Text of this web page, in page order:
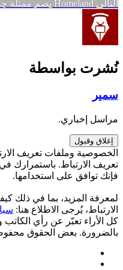
المقالات
السابقة:
التالي المقالة
التالية:
Homeland يضم ممثلة جديدة
نُشرت بواسطة
سمير
مراسل إخباري.
الخصوصية وملفات تعريف
تعريف الارتباط. باستمرارك
فإنك توافق على استخدامها.
لمعرفة المزيد، بما في ذلك
الارتباط، يُرجى الاطلاع هنا:
كل الأراء تعبّر عن رأي
بالضرورة. بعض الحقوق محفوظة.